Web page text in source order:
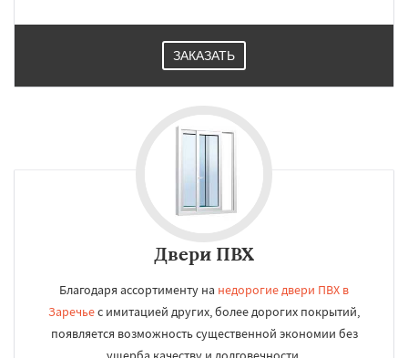
ЗАКАЗАТЬ
Двери ПВХ
Благодаря ассортименту на недорогие двери ПВХ в
Заречьес имитацией других, более дорогих покрытий,
появляется возможность существенной экономии без